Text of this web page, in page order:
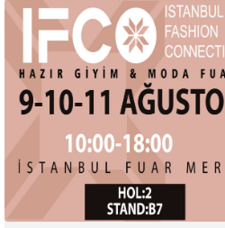
19 October 2023.